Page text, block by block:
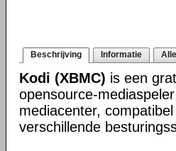
Beschrijving Informatie
Kodi (XBMC) is een
opensource-
mediacenter,
verschillende